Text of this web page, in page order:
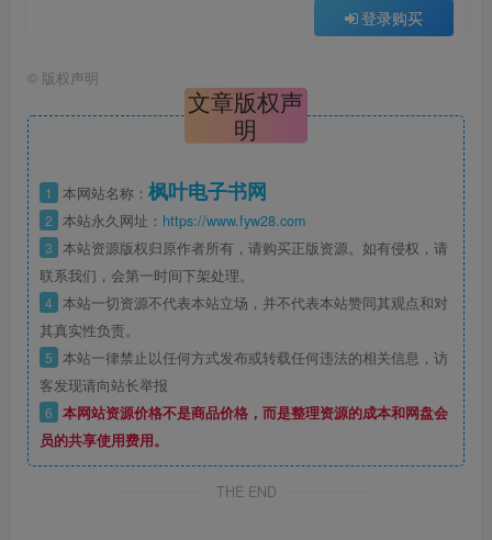
登录购买
© 版权声明
文章版权声
明
1 本网站名称： 枫叶电子书网
2 本站永久网址： https://www.fyw28.com
3 本站资源版权归原作者所有，请购买正版资源。如有侵权，请
联系我们，会第一时间下架处理。
4 本站一切资源不代表本站立场，并不代表本站赞同其观点和对
其真实性负责。
5 本站一律禁止以任何方式发布或转载任何违法的相关信息，访
客发现请向站长举报
6 本网站资源价格不是商品价格，而是整理资源的成本和网盘会
员的共享使用费用。
THE END